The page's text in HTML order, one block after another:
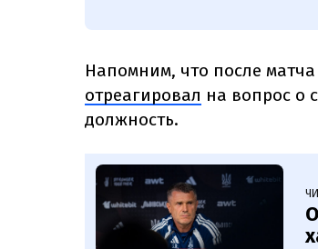
Напомним, что после
отреагировал на вопрос о
должность.